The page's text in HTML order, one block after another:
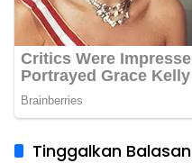
Tinggalkan Balasan